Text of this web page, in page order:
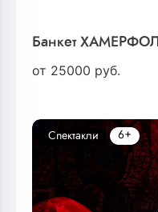
Банкет ХАМЕРФОЛ
от 25000 руб.
Спектакли 6+